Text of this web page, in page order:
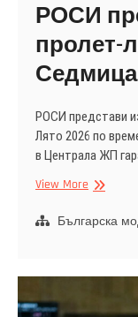
РОСИ
пролет-
Седмица
РОСИ представи
Лято 2026 по
в Централа ЖП
View MoreРОСИ
2026
Българска